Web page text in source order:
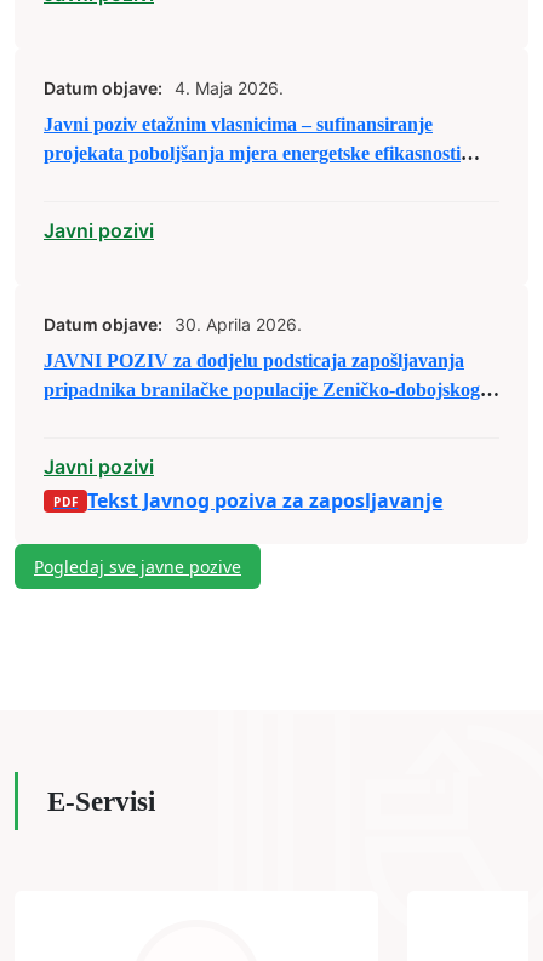
Datum objave:
4. Maja 2026.
Javni poziv etažnim vlasnicima – sufinansiranje
projekata poboljšanja mjera energetske efikasnosti
Javni pozivi
Datum objave:
30. Aprila 2026.
JAVNI POZIV za dodjelu podsticaja zapošljavanja
pripadnika branilačke populacije Zeničko-dobojskog
Javni pozivi
Tekst Javnog poziva za zaposljavanje
Pogledaj sve javne pozive
E-Servisi